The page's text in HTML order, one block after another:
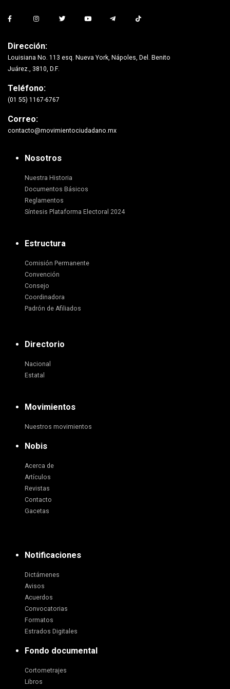
Dirección:
Louisiana No. 113 esq. Nueva York, Nápoles, Del. Benito
Juárez., 3810, D.F.
Teléfono:
(01 55) 1167-6767
Correo:
contacto@movimientociudadano.mx
Nosotros
Nuestra Historia
Documentos Básicos
Reglamentos
Síntesis Plataforma Electoral 2024
Estructura
Comisión Permanente
Convención
Consejo
Coordinadora
Padrón de Afiliados
Directorio
Nacional
Estatal
Movimientos
Nuestros movimientos
Nobis
Acerca de
Artículos
Revistas
Contacto
Gacetas
Notificaciones
Dictámenes
Avisos
Acuerdos
Convocatorias
Formatos
Estrados Digitales
Fondo documental
Cortometrajes
Libros